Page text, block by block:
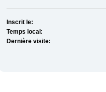
Inscrit le:
Temps local:
Dernière visite: